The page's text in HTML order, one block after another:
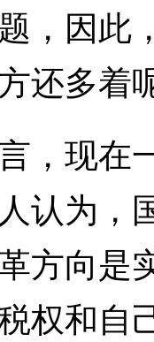
，因此
还多着
现在
认为，
方向是
权和自